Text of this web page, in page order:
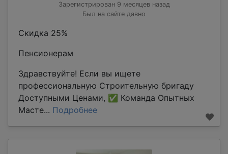
Зарегистрирован 9 месяцев назад
Был на сайте давно
Скидка 25%
Пенсионерам
Здравствуйте! Если вы ищете
профессиональную Строительную бригаду
Доступными Ценами, ✅ Команда Опытных
Масте... Подробнее